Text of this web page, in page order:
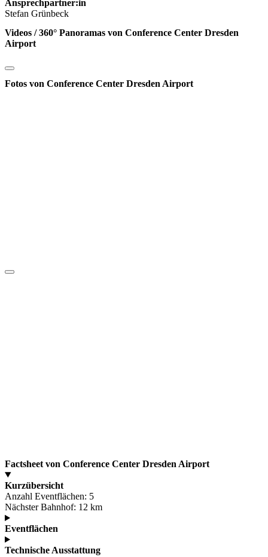
Ansprechpartner:in
Stefan Grünbeck
Videos / 360° Panoramas von Conference Center Dresden
Airport
Fotos von Conference Center Dresden Airport
Factsheet von Conference Center Dresden Airport
Kurzübersicht
Anzahl Eventflächen: 5
Nächster Bahnhof: 12 km
Eventflächen
Technische Ausstattung